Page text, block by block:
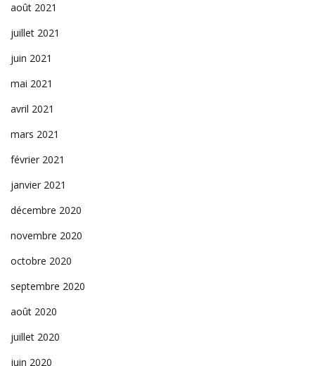
août 2021
juillet 2021
juin 2021
mai 2021
avril 2021
mars 2021
février 2021
janvier 2021
décembre 2020
novembre 2020
octobre 2020
septembre 2020
août 2020
juillet 2020
juin 2020